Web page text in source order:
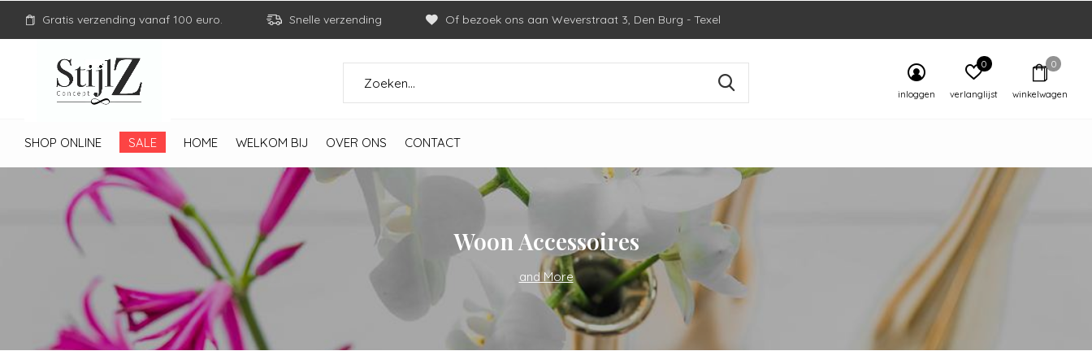
SHOP ONLINE SALE HOME WELKOM BIJ OVER ONS CONTACT
inloggen verlanglijst
0
winkelwagen
0
Gratis verzending vanaf 100 euro. Snelle verzending Of bezoek ons aan Weverstraat 3, Den Burg - Texel
Woon Accessoires
and More